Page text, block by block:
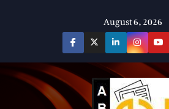
August 6, 2026